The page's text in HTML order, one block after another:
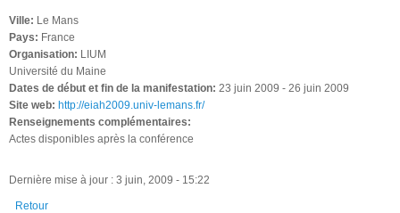
Ville: Le Mans
Pays: France
Organisation: LIUM
Université du Maine
Dates de début et fin de la manifestation: 23 juin 2009 - 26 juin 2009
Site web: http://eiah2009.univ-lemans.fr/
Renseignements complémentaires:
Actes disponibles après la conférence
Dernière mise à jour : 3 juin, 2009 - 15:22
Retour